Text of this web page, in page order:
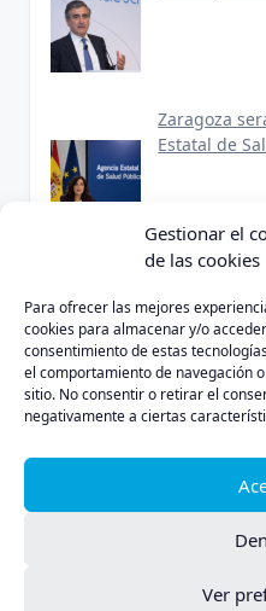
Gestionar el
de las cookies
Para ofrecer las mejores
cookies para almacenar y/o
consentimiento de estas
el comportamiento de navegación
sitio. No consentir o retirar el
negativamente a ciertas
Ver
Zaragoza
Estatal de
Política de PrivacidadAviso
INICIO LEÓN BIERZO